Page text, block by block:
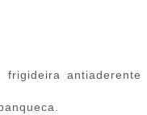
antiaderente